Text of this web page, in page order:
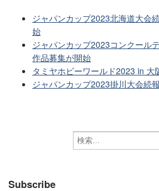
ジャパンカップ2023北海道大会
始
ジャパンカップ2023コンクール
作品募集が開始
タミヤホビーワールド2023 in 大
ジャパンカップ2023掛川大会続
Subscribe